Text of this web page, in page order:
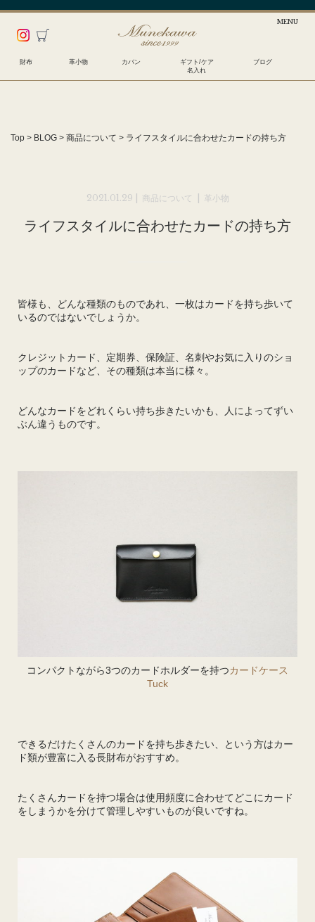
財布 革小物 カバン
ギフト/ケア
名入れ
ブログ
Top > BLOG > 商品について > ライフスタイルに合わせたカードの持ち方
2021.01.29 | 商品について 革小物
ライフスタイルに合わせたカードの持ち方
皆様も、どんな種類のものであれ、一枚はカードを持ち歩いて
いるのではないでしょうか。
クレジットカード、定期券、保険証、名刺やお気に入りのショ
ップのカードなど、その種類は本当に様々。
どんなカードをどれくらい持ち歩きたいかも、人によってずい
ぶん違うものです。
コンパクトながら3つのカードホルダーを持つカードケース
Tuck
できるだけたくさんのカードを持ち歩きたい、という方はカー
ド類が豊富に入る長財布がおすすめ。
たくさんカードを持つ場合は使用頻度に合わせてどこにカード
をしまうかを分けて管理しやすいものが良いですね。